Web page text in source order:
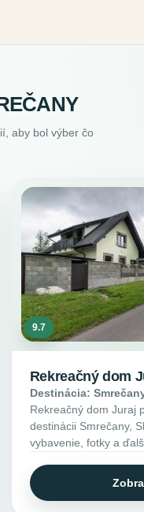
aby bol výber čo
9.7
Rekreačný dom
Destinácia:
Rekreačný dom Juraj
destinácii Smrečany,
vybavenie, fotky a